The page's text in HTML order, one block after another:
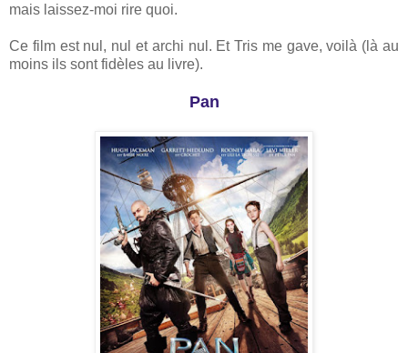
mais laissez-moi rire quoi.
Ce film est nul, nul et archi nul. Et Tris me gave, voilà (là au
moins ils sont fidèles au livre).
Pan